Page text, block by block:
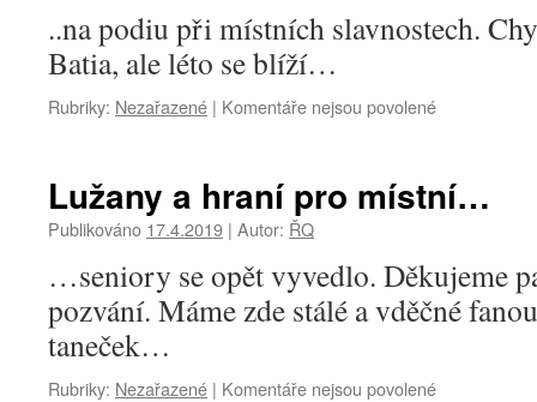
..na podiu při místních slavnostech.
Batia, ale léto se blíží…
Rubriky: Nezařazené | Komentáře nejsou povolené
názvem
Kněžmost
v
plné
síle..
Lužany a hraní pro místní…
Publikováno 17.4.2019 | Autor: ŘQ
…seniory se opět vyvedlo. Děkujeme
pozvání. Máme zde stálé a vděčné
taneček…
Rubriky: Nezařazené | Komentáře nejsou povolené